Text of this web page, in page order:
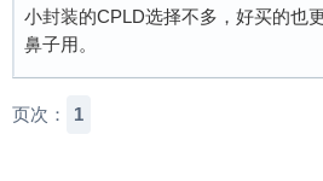
小封装的CPLD选择不多，好买的也
鼻子用。
页次： 1